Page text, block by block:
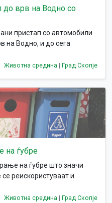
до врв на Водно со
пристап со автомобили
на Водно, и до сега
Животна средина | Град Скопје
на ѓубре
на ѓубре што значи
реискористуваат и
Животна средина | Град Скопје